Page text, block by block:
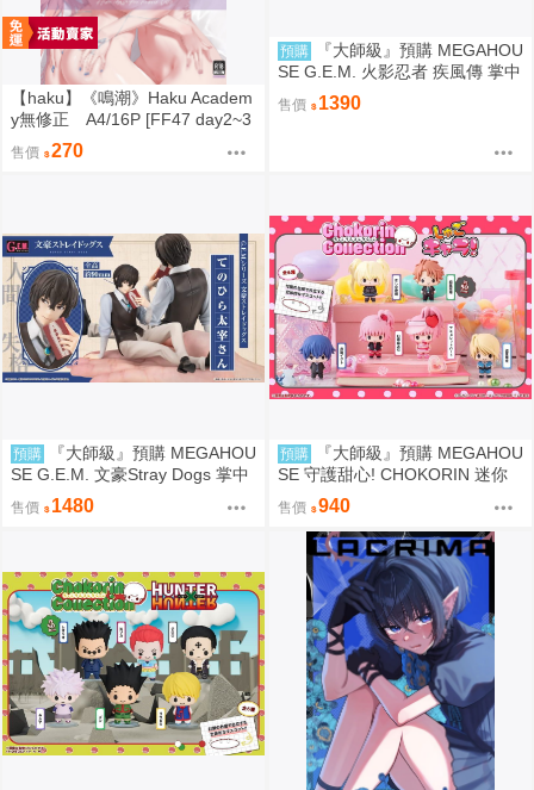
【haku】《鳴潮》Haku Academ
y無修正 A4/16P [FF47 day2~3
-A18Haku Works ]
售價 270
預購
『大師級』預購 MEGAHOU
SE G.E.M. 火影忍者 疾風傳 掌中
的湊 波風湊
售價 1390
預購
『大師級』預購 MEGAHOU
SE G.E.M. 文豪Stray Dogs 掌中
的太宰治
售價 1480
預購
『大師級』預購 MEGAHOU
SE 守護甜心! CHOKORIN 迷你
玩偶收藏集 第1彈 中盒6入
售價 940